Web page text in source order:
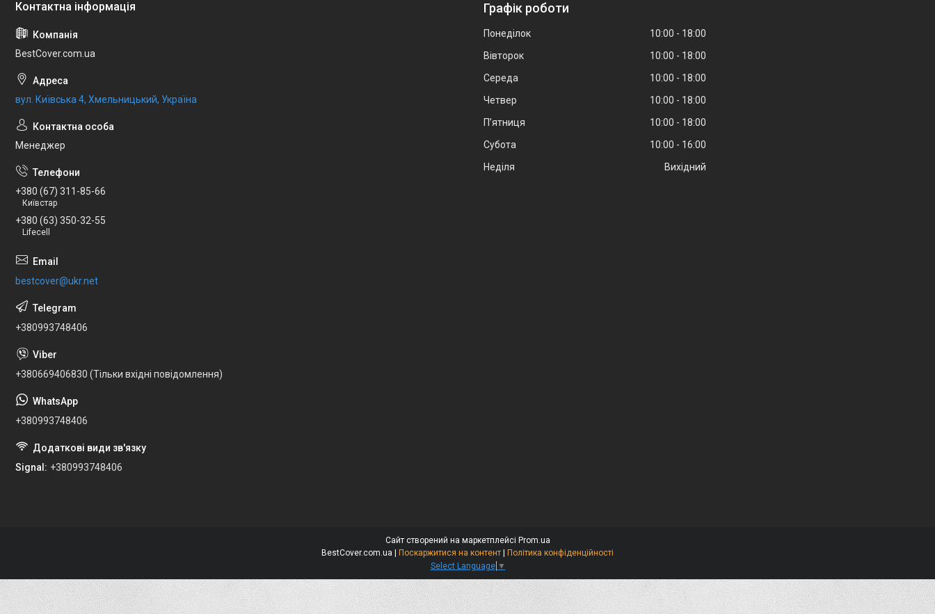
BestCover.com.ua
вул. Київська 4, Хмельницький, Україна
Менеджер
+380 (67) 311-85-66
Київстар
+380 (63) 350-32-55
Lifecell
bestcover@ukr.net
+380993748406
+380669406830 (Тільки вхідні повідомлення)
+380993748406
Signal +380993748406
Графік роботи
Понеділок 10:00
18:00
Вівторок
10:00
18:00
Середа
10:00
18:00
Четвер
10:00
18:00
Пʼятниця
10:00
18:00
Субота
10:00
16:00
Неділя
Вихідний
Сайт створений на маркетплейсі Prom.ua
Поскаржитися на контент
Політика конфіденційності
Select Language ▼